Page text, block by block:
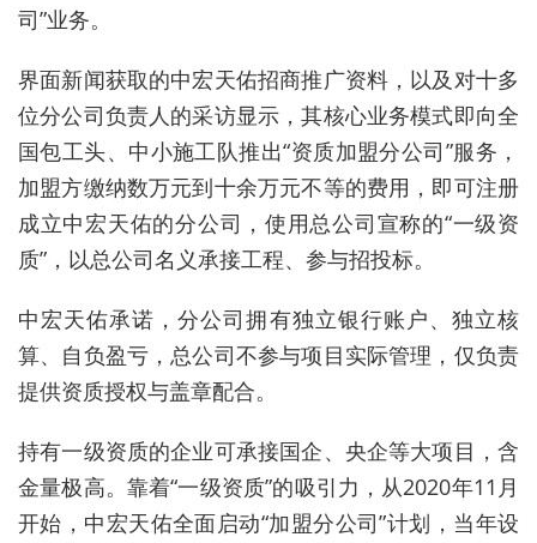
司”业务。
界面新闻获取的中宏天佑招商推广资料，以及对十多
位分公司负责人的采访显示，其核心业务模式即向全
国包工头、中小施工队推出“资质加盟分公司”服务，
加盟方缴纳数万元到十余万元不等的费用，即可注册
成立中宏天佑的分公司，使用总公司宣称的“一级资
质”，以总公司名义承接工程、参与招投标。
中宏天佑承诺，分公司拥有独立银行账户、独立核
算、自负盈亏，总公司不参与项目实际管理，仅负责
提供资质授权与盖章配合。
持有一级资质的企业可承接国企、央企等大项目，含
金量极高。靠着“一级资质”的吸引力，从2020年11月
开始，中宏天佑全面启动“加盟分公司”计划，当年设